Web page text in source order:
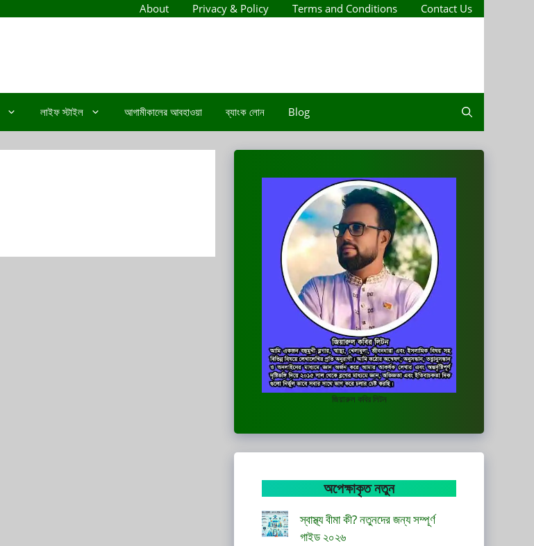
About Privacy & Policy Terms and Conditions Contact Us
লাইফ স্টাইল আগামীকালের আবহাওয়া ব্যাংক লোন Blog
জিয়ারুল কবির লিটন
অপেক্ষাকৃত নতুন
স্বাস্থ্য বীমা কী? নতুনদের জন্য সম্পূর্ণ
গাইড ২০২৬